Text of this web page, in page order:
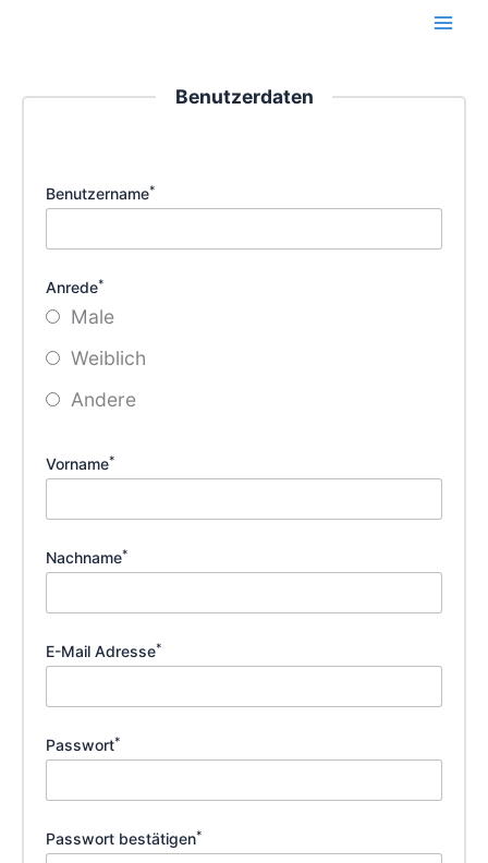
Benutzerdaten
Benutzername*
Anrede*
Male
Weiblich
Andere
Vorname*
Nachname*
E-Mail Adresse*
Passwort*
Passwort bestätigen*